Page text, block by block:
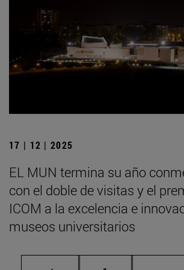
17 | 12 | 2025
EL MUN termina su año
con el doble de visitas y el
ICOM a la excelencia e
museos universitarios